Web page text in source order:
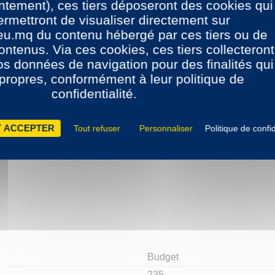
place, avec le conseil de notre équipe, un échange contre
Budget
ces tiers déposeront des cookies qui
de visualiser directement sur
du contenu hébergé par ces tiers ou de
Via ces cookies, ces tiers collecteront
données de navigation pour des finalités qui
conformément à leur politique de
confidentialité.
ACCEPTER Tout refuser Personnaliser Politique de